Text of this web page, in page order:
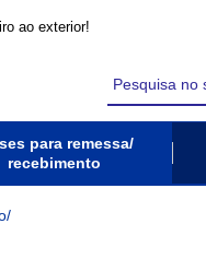
ao exterior!
para remessa/
recebimento